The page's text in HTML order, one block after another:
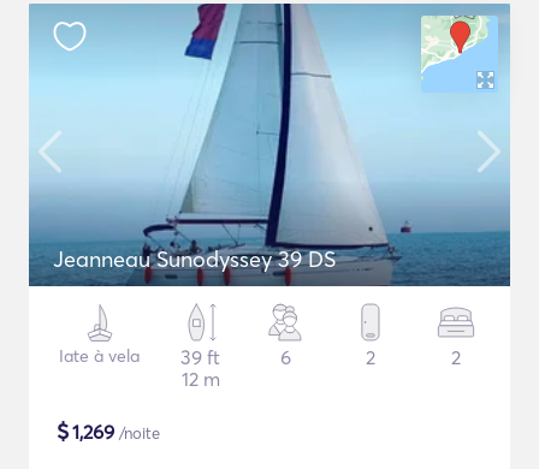
Jeanneau Sunodyssey 39 DS
Iate à vela
39 ft
12 m
6 2 2
$1,269 /noite